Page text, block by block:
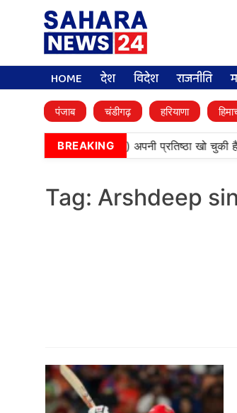
HOME देश विदेश राजनीति
पंजाब चंडीगढ़ हरियाणा
BREAKING
‘बेअदबी’ पार्टी (अकाली दल) अपनी प्रतिष्ठा खो
Tag: Arshdeep